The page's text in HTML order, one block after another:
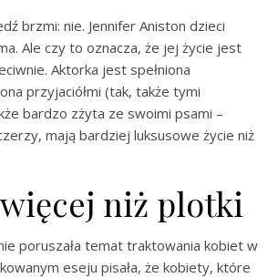
brzmi: nie. Jennifer Aniston dzieci
Ale czy to oznacza, że jej życie jest
Aktorka jest spełniona
przyjaciółmi (tak, także tymi
bardzo zżyta ze swoimi psami –
mają bardziej luksusowe życie niż
niż plotki
poruszała temat traktowania kobiet w
eseju pisała, że kobiety, które